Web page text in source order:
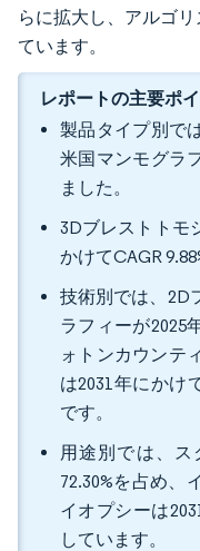
らに拡大し、アルゴ
ています。
レポートの主要ポ
製品タイプ別で
米国マンモグラ
ました。
3Dブレストトモ
かけてCAGR
技術別では、2D
ラフィーが2025
ォトンカウンテ
は2031年にかけ
です。
用途別では、ス
72.30%を占め、
イオプシーは
しています。